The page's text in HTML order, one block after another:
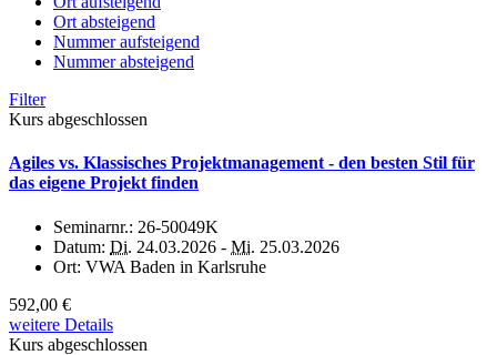
Ort absteigend
Nummer aufsteigend
Nummer absteigend
Filter
Kurs abgeschlossen
Agiles vs. Klassisches Projektmanagement - den besten Stil für
das eigene Projekt finden
Seminarnr.: 26-50049K
Datum: Di. 24.03.2026 - Mi. 25.03.2026
Ort: VWA Baden in Karlsruhe
592,00 €
weitere Details
Kurs abgeschlossen